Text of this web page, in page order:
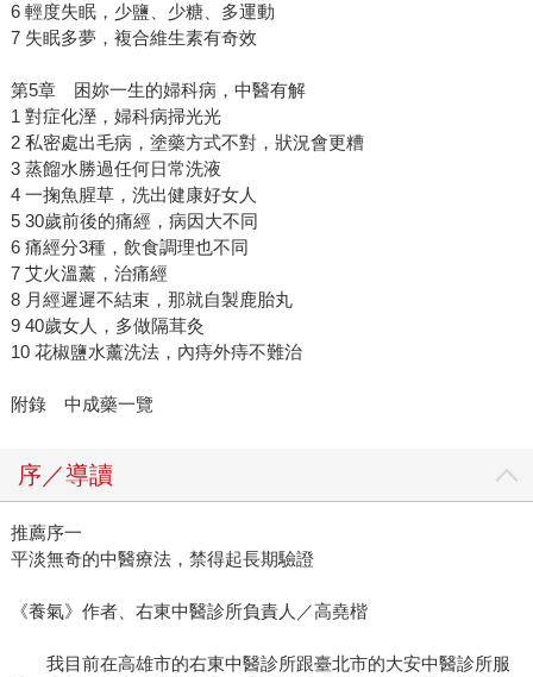
6 輕度失眠，少鹽、少糖、多運動
7 失眠多夢，複合維生素有奇效
第5章 困妳一生的婦科病，中醫有解
1 對症化溼，婦科病掃光光
2 私密處出毛病，塗藥方式不對，狀況會更糟
3 蒸餾水勝過任何日常洗液
4 一掬魚腥草，洗出健康好女人
5 30歲前後的痛經，病因大不同
6 痛經分3種，飲食調理也不同
7 艾火溫薰，治痛經
8 月經遲遲不結束，那就自製鹿胎丸
9 40歲女人，多做隔茸灸
10 花椒鹽水薰洗法，內痔外痔不難治
附錄 中成藥一覽
序／導讀
推薦序一
平淡無奇的中醫療法，禁得起長期驗證
《養氣》作者、右東中醫診所負責人／高堯楷
我目前在高雄市的右東中醫診所跟臺北市的大安中醫診所服